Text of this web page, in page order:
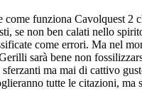
come funziona Cavolquest
se non ben calati nello
come errori. Ma nel
sarà bene non
ma mai di cattivo
tutte le citazioni, ma